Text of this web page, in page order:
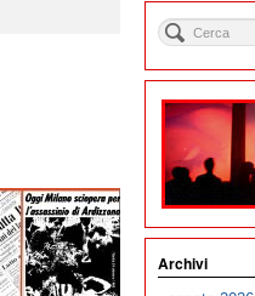
Archivi